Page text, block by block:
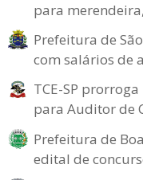
para
Prefeitura de
com salários de
TCE-SP
para Auditor de
Prefeitura de
edital de